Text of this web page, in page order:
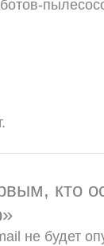
кто
не будет